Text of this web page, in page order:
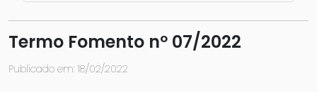
Termo Fomento nº 07/2022
Publicado em: 18/02/2022